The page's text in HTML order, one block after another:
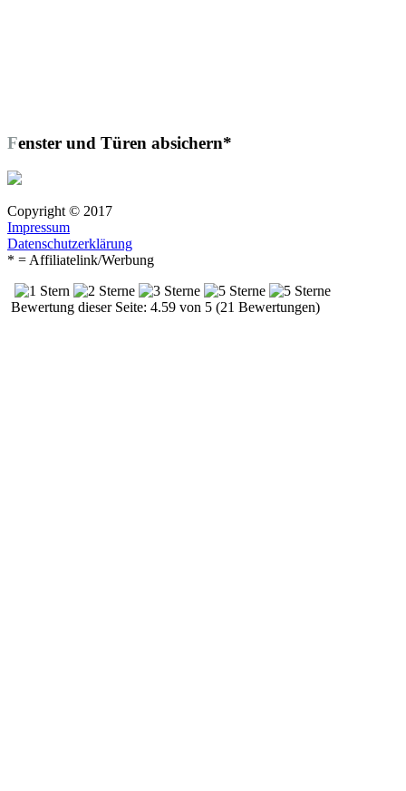
Fenster und Türen absichern*
Copyright © 2017
Impressum
Datenschutzerklärung
* = Affiliatelink/Werbung
Bewertung dieser Seite: 4.59 von 5 (21 Bewertungen)